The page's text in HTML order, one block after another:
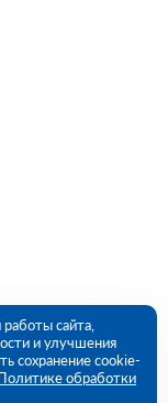
сайта,
и улучшения
сохранение cookie-
обработки